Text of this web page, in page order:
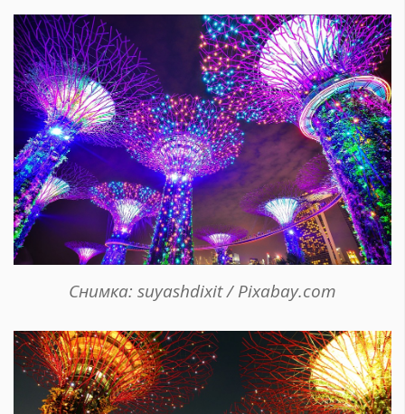
Снимка: suyashdixit / Pixabay.com